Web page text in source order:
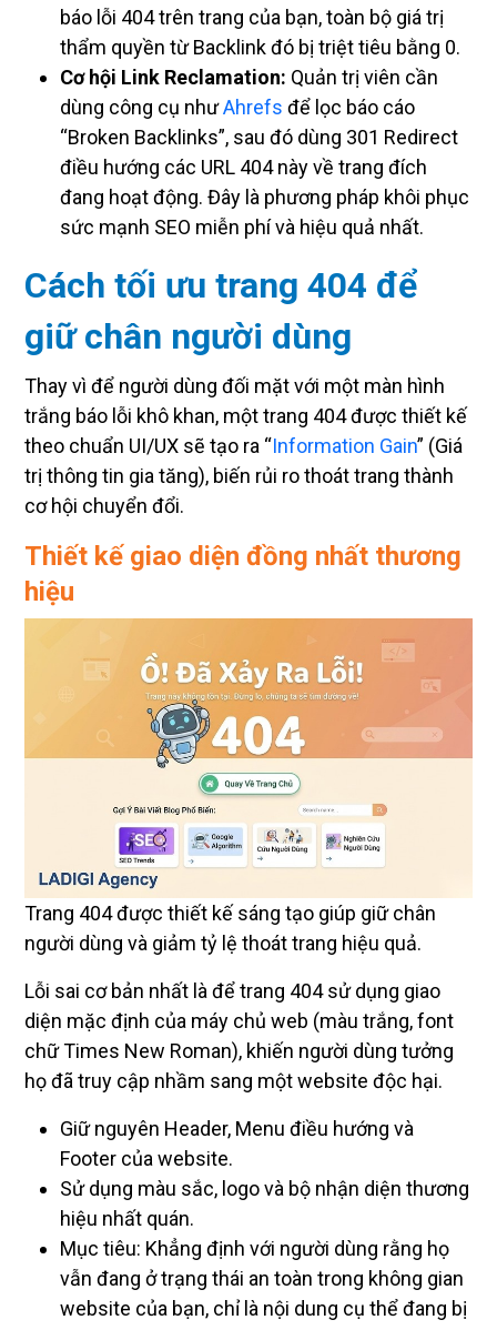
thẩm quyền từ Backlink đó bị triệt tiêu bằng 0.
Cơ hội Link Reclamation:Quản trị viên cần
dùng công cụ nhưAhrefsđể lọc báo cáo
“Broken Backlinks”, sau đó dùng 301 Redirect
điều hướng các URL 404 này về trang đích
đang hoạt động. Đây là phương pháp khôi phục
sức mạnh SEO miễn phí và hiệu quả nhất.
Cách tối ưu trang 404 để
giữ chân người dùng
Thay vì để người dùng đối mặt với một màn hình
trắng báo lỗi khô khan, một trang 404 được thiết kế
theo chuẩn UI/UX sẽ tạo ra “Information Gain” (Giá
trị thông tin gia tăng), biến rủi ro thoát trang thành
cơ hội chuyển đổi.
hiệu
Trang 404 được thiết kế sáng tạo giúp giữ chân
người dùng và giảm tỷ lệ thoát trang hiệu quả.
diện mặc định của máy chủ web (màu trắng, font
chữ Times New Roman), khiến người dùng tưởng
họ đã truy cập nhầm sang một website độc hại.
Footer của website.
Sử dụng màu sắc, logo và bộ nhận diện thương
hiệu nhất quán.
Mục tiêu: Khẳng định với người dùng rằng họ
vẫn đang ở trạng thái an toàn trong không gian
website của bạn, chỉ là nội dung cụ thể đang bị
gián đoạn.